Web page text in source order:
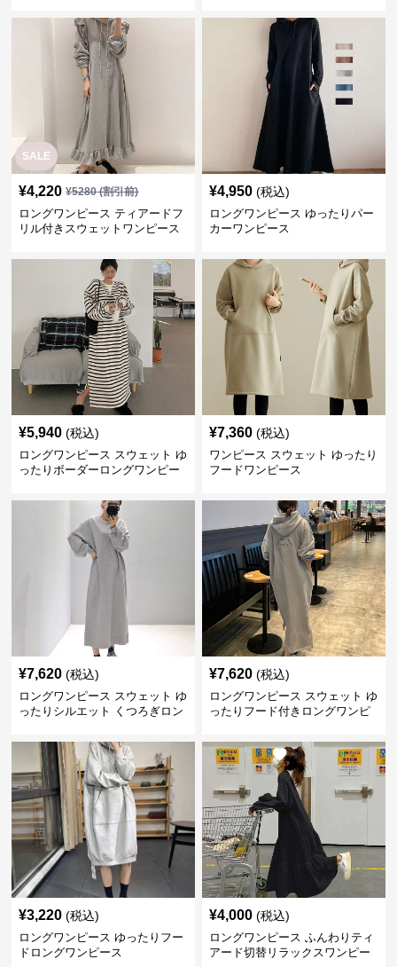
SALE
¥4,220 ¥5280(割引前)
ロングワンピース ティアードフ
リル付きスウェットワンピース
¥4,950 (税込)
ロングワンピース ゆったりパー
カーワンピース
¥5,940 (税込)
ロングワンピース スウェット ゆ
ったりボーダーロングワンピー
¥7,360 (税込)
ワンピース スウェット ゆったり
フードワンピース
¥7,620 (税込)
ロングワンピース スウェット ゆ
ったりシルエット くつろぎロン
¥7,620 (税込)
ロングワンピース スウェット ゆ
ったりフード付きロングワンピ
¥3,220 (税込)
ロングワンピース ゆったりフー
ドロングワンピース
¥4,000 (税込)
ロングワンピース ふんわりティ
アード切替リラックスワンピー